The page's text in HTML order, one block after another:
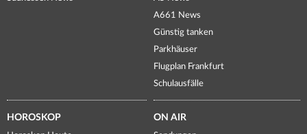
A661 News
Günstig tanken
Parkhäuser
Flugplan Frankfurt
Schulausfälle
HOROSKOP ON AIR